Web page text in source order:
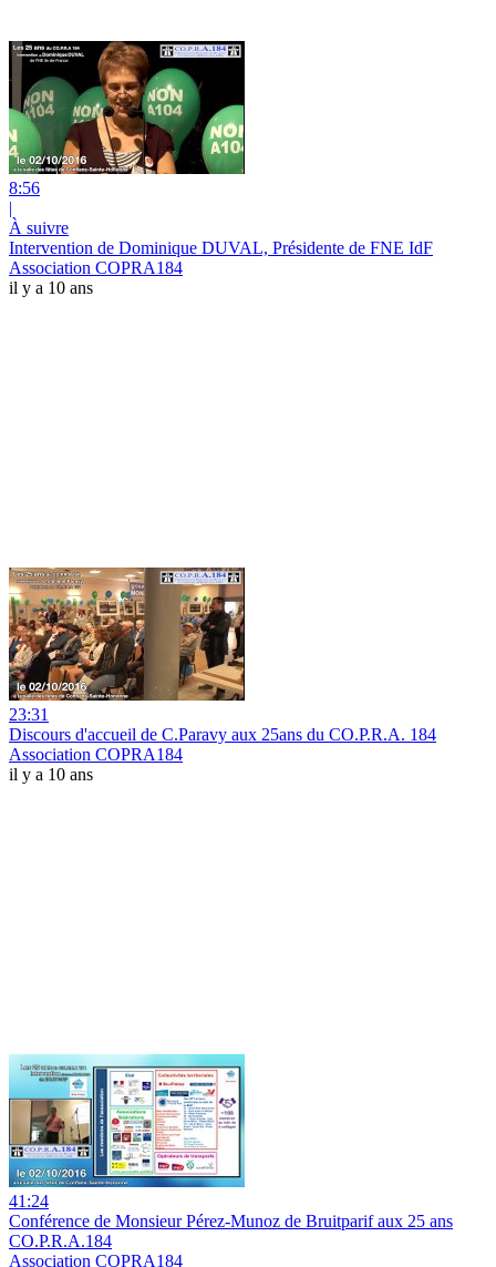
8:56
|
À suivre
Intervention de Dominique DUVAL, Présidente de FNE IdF
Association COPRA184
il y a 10 ans
23:31
Discours d'accueil de C.Paravy aux 25ans du CO.P.R.A. 184
Association COPRA184
il y a 10 ans
41:24
Conférence de Monsieur Pérez-Munoz de Bruitparif aux 25 ans
CO.P.R.A.184
Association COPRA184